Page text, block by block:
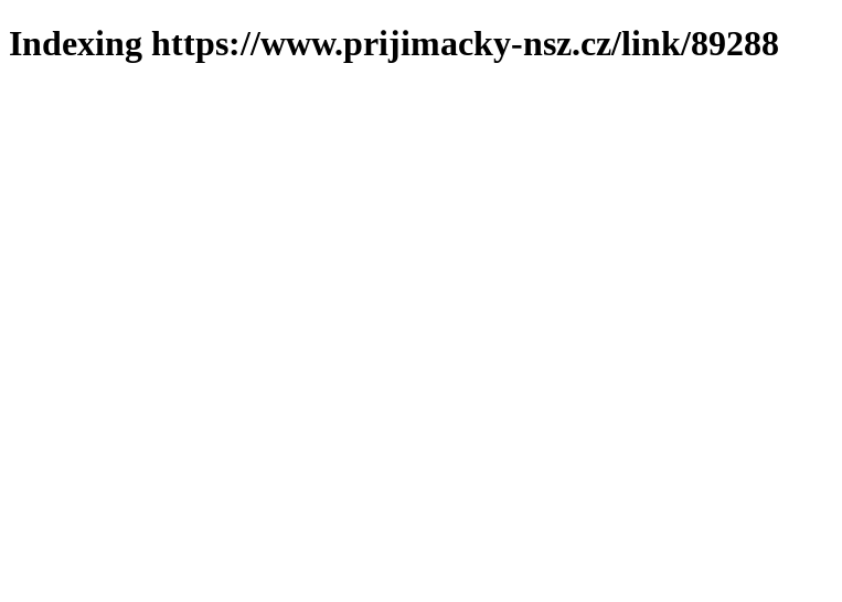
Indexing https://www.prijimacky-nsz.cz/link/89288